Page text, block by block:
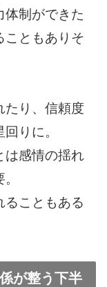
体制ができた
こともありそ
たり、信頼度
りに。
は感情の揺れ
ることもある
が整う下半